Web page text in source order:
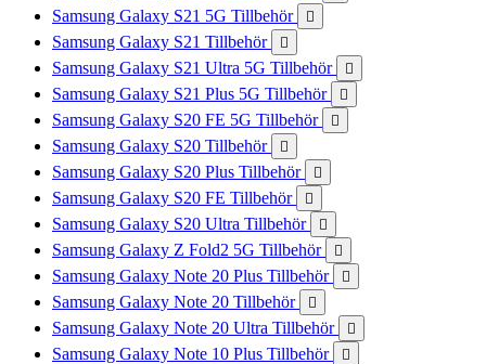
Samsung Galaxy S21 5G Tillbehör 
Samsung Galaxy S21 Tillbehör 
Samsung Galaxy S21 Ultra 5G Tillbehör 
Samsung Galaxy S21 Plus 5G Tillbehör 
Samsung Galaxy S20 FE 5G Tillbehör 
Samsung Galaxy S20 Tillbehör 
Samsung Galaxy S20 Plus Tillbehör 
Samsung Galaxy S20 FE Tillbehör 
Samsung Galaxy S20 Ultra Tillbehör 
Samsung Galaxy Z Fold2 5G Tillbehör 
Samsung Galaxy Note 20 Plus Tillbehör 
Samsung Galaxy Note 20 Tillbehör 
Samsung Galaxy Note 20 Ultra Tillbehör 
Samsung Galaxy Note 10 Plus Tillbehör 